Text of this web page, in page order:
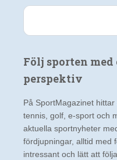
S
k
f
t
r
:
Följ sporten
perspektiv
På SportMagazinet
tennis, golf, e-sport och
aktuella sportnyheter
fördjupningar, alltid med
intressant och lätt att följa.